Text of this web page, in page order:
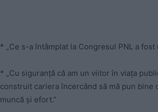
* „Ce s-a întâmplat la Congresul PNL a fost
* „Cu siguranţă că am un viitor în viaţa
construit cariera încercând să mă pun
muncă şi efort.”